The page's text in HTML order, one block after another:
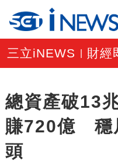
三立iNEWS 財經
總資產破13
賺720億 穩
頭